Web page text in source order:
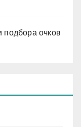
подбора очков